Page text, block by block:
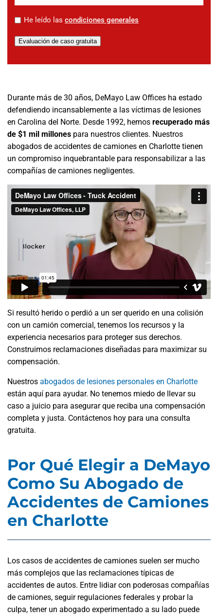
* He leído las condiciones generales
Evaluación de caso gratuita
Durante más de 30 años, DeMayo Law Offices ha estado
defendiendo incansablemente a las víctimas de lesiones
en Carolina del Norte. Desde 1992, hemos recuperado más
de $1 mil millones para nuestros clientes. Nuestros
abogados de accidentes de camiones en Charlotte tienen
un compromiso inquebrantable para responsabilizar a las
compañías de camiones negligentes.
Si resultó herido o perdió a un ser querido en una colisión
con un camión comercial, tenemos los recursos y la
experiencia necesarios para proteger sus derechos.
Construimos reclamaciones diseñadas para maximizar su
compensación.
Nuestros abogados de lesiones personales en Charlotte
están aquí para ayudar. No tenemos miedo de llevar su
caso a juicio para asegurar que reciba una compensación
completa y justa. Contáctenos hoy para una consulta
gratuita.
Por Qué Elegir a DeMayo
Como Su Abogado de
Accidentes de Camiones
en Charlotte
Los casos de accidentes de camiones suelen ser mucho
más complejos que las reclamaciones típicas de
accidentes de autos. Entre lidiar con poderosas compañías
de camiones, seguir regulaciones federales y probar la
culpa, tener un abogado experimentado a su lado puede